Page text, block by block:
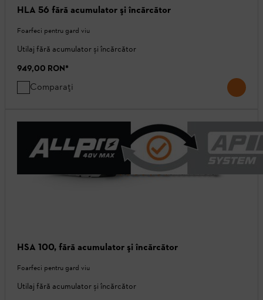
HLA 56 fără acumulator şi încărcător
Foarfeci pentru gard viu
Utilaj fără acumulator și încărcător
949,00 RON*
Comparați
HSA 100, fără acumulator şi încărcător
Foarfeci pentru gard viu
Utilaj fără acumulator și încărcător